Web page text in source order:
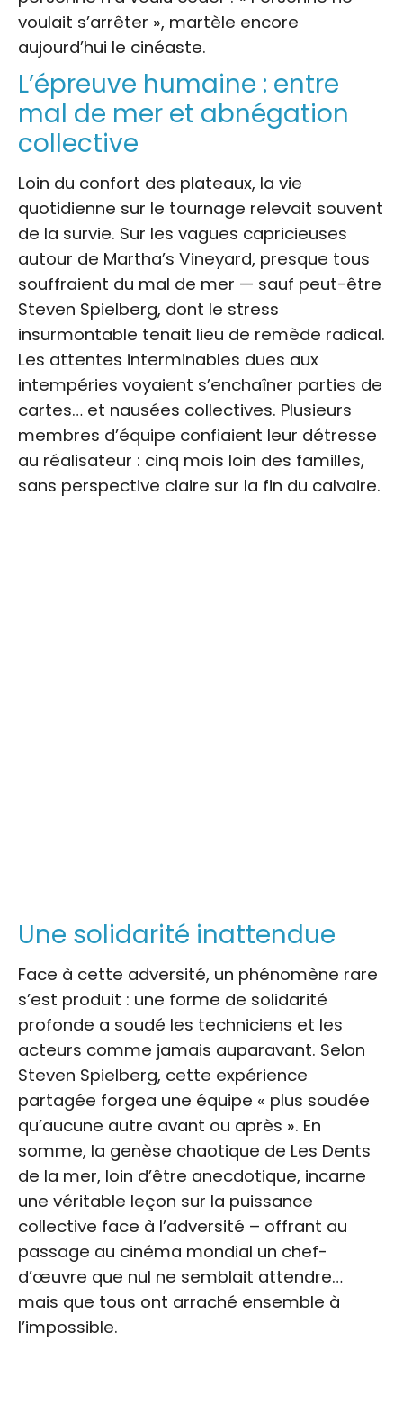
voulait s’arrêter », martèle encore
aujourd’hui le cinéaste.
L’épreuve humaine : entre
mal de mer et abnégation
collective
Loin du confort des plateaux, la vie
quotidienne sur le tournage relevait souvent
de la survie. Sur les vagues capricieuses
autour de Martha’s Vineyard, presque tous
souffraient du mal de mer — sauf peut-être
Steven Spielberg, dont le stress
insurmontable tenait lieu de remède radical.
Les attentes interminables dues aux
intempéries voyaient s’enchaîner parties de
cartes… et nausées collectives. Plusieurs
membres d’équipe confiaient leur détresse
au réalisateur : cinq mois loin des familles,
sans perspective claire sur la fin du calvaire.
Une solidarité inattendue
Face à cette adversité, un phénomène rare
s’est produit : une forme de solidarité
profonde a soudé les techniciens et les
acteurs comme jamais auparavant. Selon
Steven Spielberg, cette expérience
partagée forgea une équipe « plus soudée
qu’aucune autre avant ou après ». En
somme, la genèse chaotique de Les Dents
de la mer, loin d’être anecdotique, incarne
une véritable leçon sur la puissance
collective face à l’adversité – offrant au
passage au cinéma mondial un chef-
d’œuvre que nul ne semblait attendre…
mais que tous ont arraché ensemble à
l’impossible.